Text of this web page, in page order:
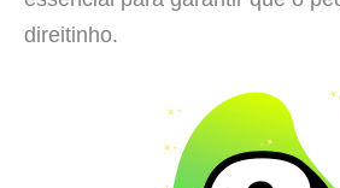
direitinho.